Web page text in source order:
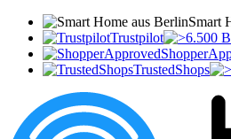
Smart
Trustpilot
TrustedShops